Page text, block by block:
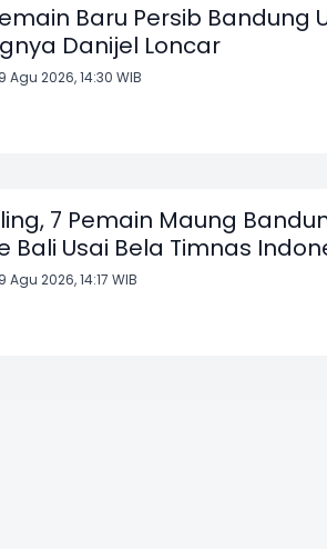
Baru Persib Bandung
Danijel Loncar
Agu 2026, 14:30 WIB
7 Pemain Maung
Bali Usai Bela Timnas
Agu 2026, 14:17 WIB